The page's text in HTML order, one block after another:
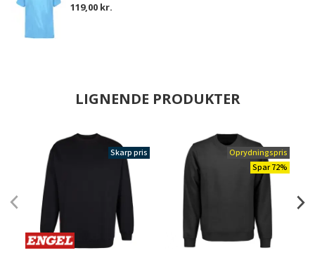
119,00 kr.
LIGNENDE PRODUKTER
Skarp pris
Oprydningspris
Spar 72%